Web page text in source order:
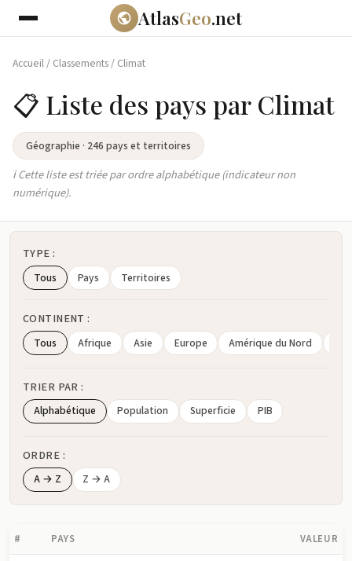
AtlasGeo.net
Accueil/ Classements/ Climat
📋 Liste des pays par Climat
Géographie · 246 pays et territoires
ℹ️ Cette liste est triée par ordre alphabétique (indicateur non
numérique).
TYPE :
Tous Pays Territoires
CONTINENT :
Tous Afrique Asie Europe Amérique du Nord
TRIER PAR :
Alphabétique Population Superficie PIB
ORDRE :
A → Z Z → A
# PAYS VALEUR